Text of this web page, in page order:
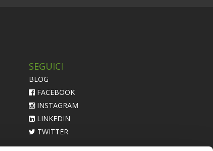
SEGUICI
BLOG
FACEBOOK
INSTAGRAM
LINKEDIN
TWITTER